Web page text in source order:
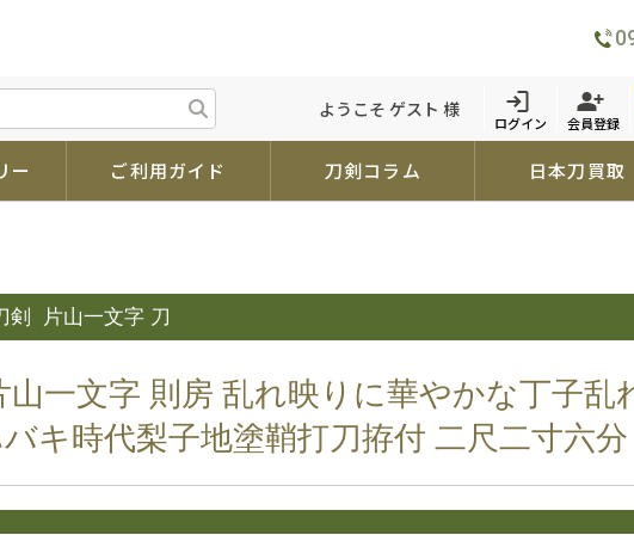
ようこそ ゲスト 様
ログイン 会員登録
ー ご利用ガイド 刀剣コラム 日本刀買取
剣 片山一文字 刀
山一文字 則房 乱れ映りに華やかな丁子乱
キ時代梨子地塗鞘打刀拵付 二尺二寸六分